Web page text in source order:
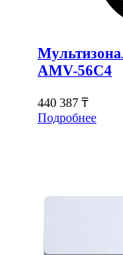
AMV-56С4
440 387 ₸
Подробнее